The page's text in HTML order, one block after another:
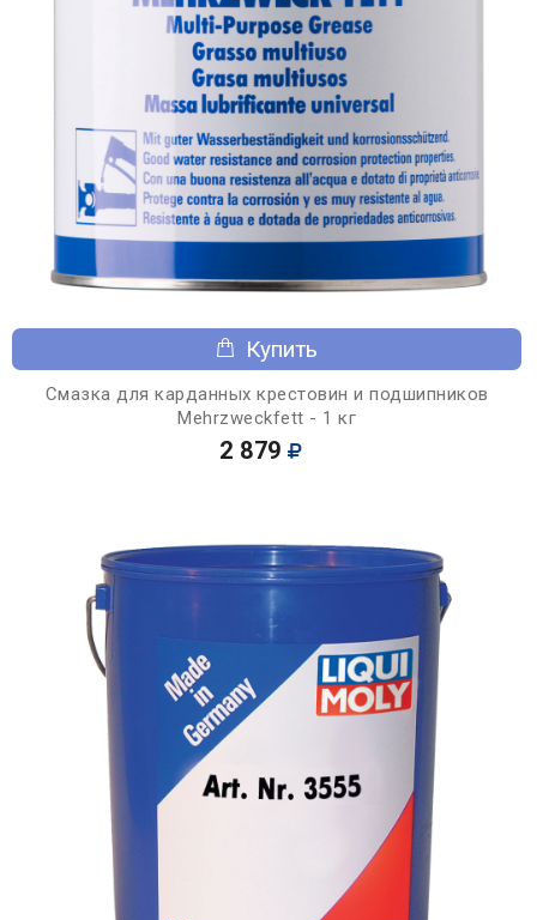
Купить
Смазка для карданных крестовин и подшипников
Mehrzweckfett - 1 кг
2 879